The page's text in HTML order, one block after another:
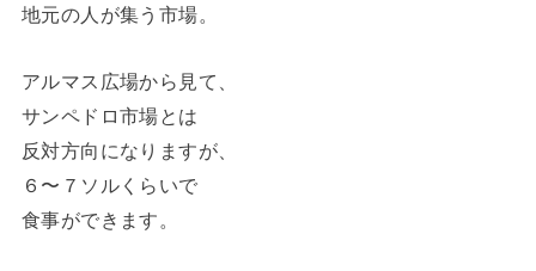
地元の人が集う市場。
アルマス広場から見て、
サンペドロ市場とは
反対方向になりますが、
６〜７ソルくらいで
食事ができます。